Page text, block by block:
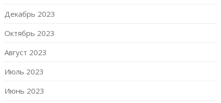
Декабрь 2023
Октябрь 2023
Август 2023
Июль 2023
Июнь 2023